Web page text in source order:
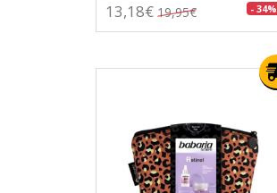
13,18€ 19,95€ - 34%